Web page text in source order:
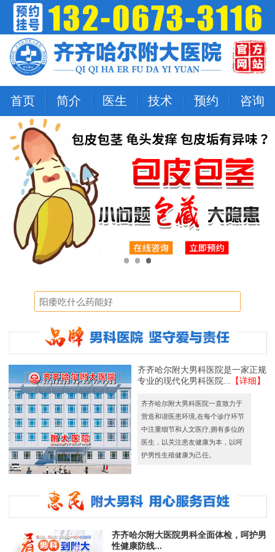
首页 简介 医生 技术 预约 咨询
齐齐哈尔附大男科医院是一家正规
专业的现代化男科医院...
【详细】
齐齐哈尔附大男科医院一直致力于
营造和谐医患环境,在每个诊疗环节
中注重细节和人文医疗,拥有多位的
医生，以关注患友健康为本，以呵
护男性生殖健康为己任。
齐齐哈尔附大医院男科全面体检，呵护男
性健康防线...